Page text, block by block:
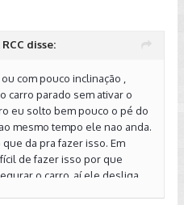
disse:
com pouco inclinação ,
carro parado sem ativar o
eu solto bem pouco o pé do
mesmo tempo ele nao anda.
da pra fazer isso. Em
de fazer isso por que
o carro, aí ele desliga
botao Off do start stop. Para